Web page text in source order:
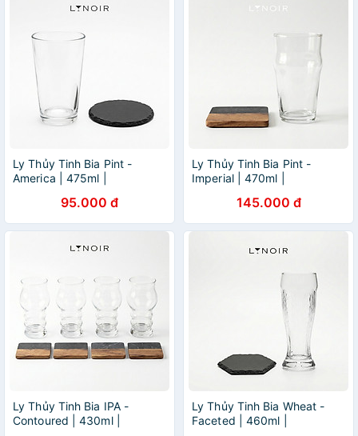
Ly Thủy Tinh Bia Pint -
America | 475ml |
95.000 đ
Ly Thủy Tinh Bia Pint -
Imperial | 470ml |
145.000 đ
Ly Thủy Tinh Bia IPA -
Contoured | 430ml |
Ly Thủy Tinh Bia Wheat -
Faceted | 460ml |